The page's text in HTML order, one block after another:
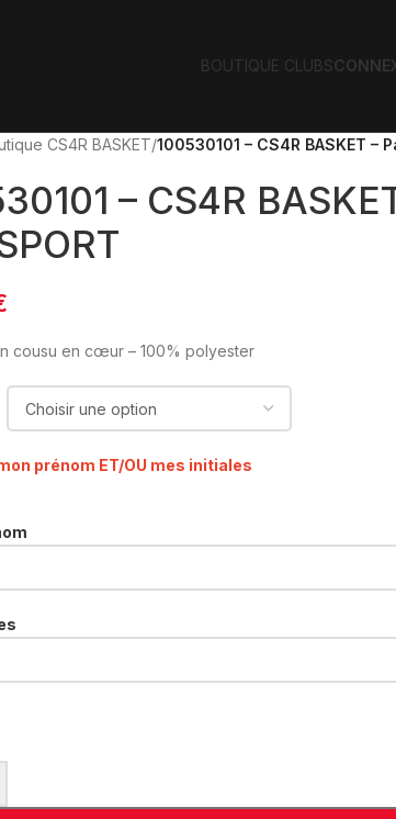
BOUTIQUE CLUBS
CS4R BASKET/100530101 – CS4R BASKET –
– CS4R
cousu en cœur – 100% polyester
prénom ET/OU mes initiales